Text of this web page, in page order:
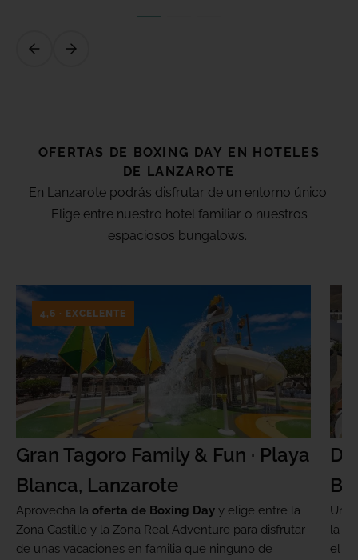
OFERTAS DE BOXING DAY EN HOTELES
DE
LANZAROTE
En Lanzarote podrás disfrutar de un entorno único.
Elige entre nuestro hotel familiar o nuestros
espaciosos bungalows.
4,6 · EXCELENTE
Gran Tagoro Family & Fun · Playa
Blanca, Lanzarote
Aprovecha la oferta de Boxing Day y elige entre la
Zona Castillo y la Zona Real Adventure para disfrutar
de unas vacaciones en familia que ninguno de
Un
la
el